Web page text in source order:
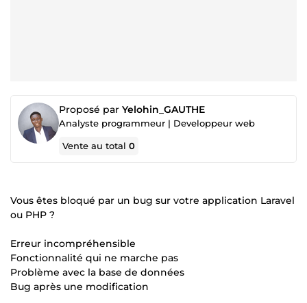
Proposé par Yelohin_GAUTHE
Analyste programmeur | Developpeur web
Vente au total0
Vous êtes bloqué par un bug sur votre application Laravel
ou PHP ?
Erreur incompréhensible
Fonctionnalité qui ne marche pas
Problème avec la base de données
Bug après une modification